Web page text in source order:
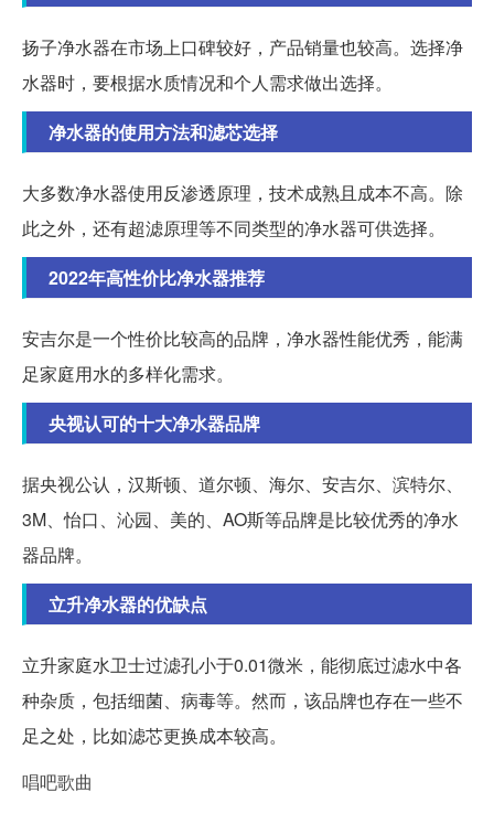
扬子净水器在市场上口碑较好，产品销量也较高。选择净
水器时，要根据水质情况和个人需求做出选择。
净水器的使用方法和滤芯选择
大多数净水器使用反渗透原理，技术成熟且成本不高。除
此之外，还有超滤原理等不同类型的净水器可供选择。
2022年高性价比净水器推荐
安吉尔是一个性价比较高的品牌，净水器性能优秀，能满
足家庭用水的多样化需求。
央视认可的十大净水器品牌
据央视公认，汉斯顿、道尔顿、海尔、安吉尔、滨特尔、
3M、怡口、沁园、美的、AO斯等品牌是比较优秀的净水
器品牌。
立升净水器的优缺点
立升家庭水卫士过滤孔小于0.01微米，能彻底过滤水中各
种杂质，包括细菌、病毒等。然而，该品牌也存在一些不
足之处，比如滤芯更换成本较高。
唱吧歌曲